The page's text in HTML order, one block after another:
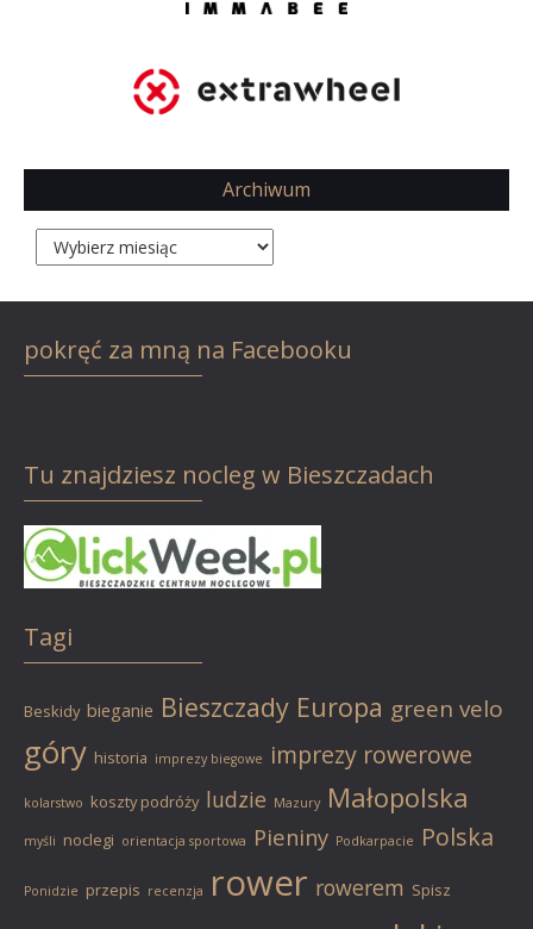
Archiwum
Archiwum
pokręć za mną na Facebooku
Tu znajdziesz nocleg w Bieszczadach
Tagi
Beskidy bieganie Bieszczady Europa green velo
góry historia imprezy biegowe imprezy rowerowe
kolarstwo koszty podróży ludzie Mazury Małopolska
myśli noclegi orientacja sportowa Pieniny Podkarpacie Polska
Ponidzie przepis recenzja rower rowerem Spisz